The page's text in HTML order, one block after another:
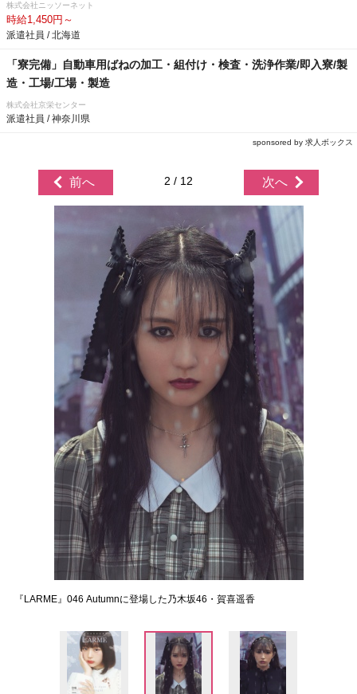
株式会社ニッソーネット
時給1,450円～
派遣社員 / 北海道
「寮完備」自動車用ばねの加工・組付け・検査・洗浄作業/即入寮/製
造・工場/工場・製造
株式会社京栄センター
派遣社員 / 神奈川県
sponsored by 求人ボックス
前へ 2 / 12 次へ
『LARME』046 Autumnに登場した乃木坂46・賀喜遥香